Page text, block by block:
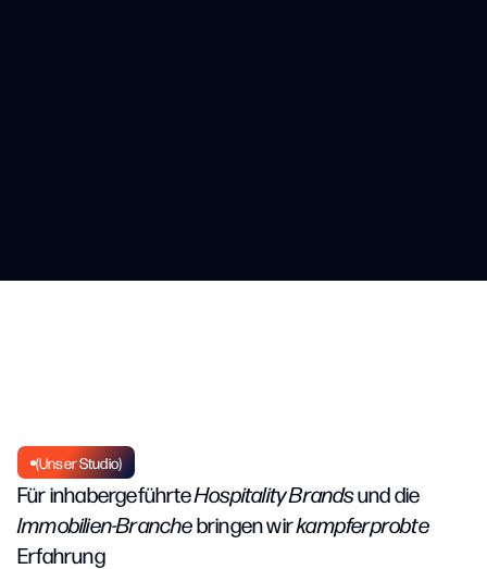
(Unser Studio)
Für inhabergeführteHospitality Brandsund die
Immobilien-Branchebringen wirkampferprobte
Erfahrung